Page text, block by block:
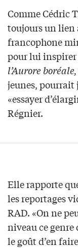
Comme Cédric
toujours un lien
francophone
pour lui inspirer
l’Aurore boréale,
jeunes, pourrait
«essayer
Régnier.
Elle rapporte
les reportages
RAD. «On ne
niveau ce
le goût d’en